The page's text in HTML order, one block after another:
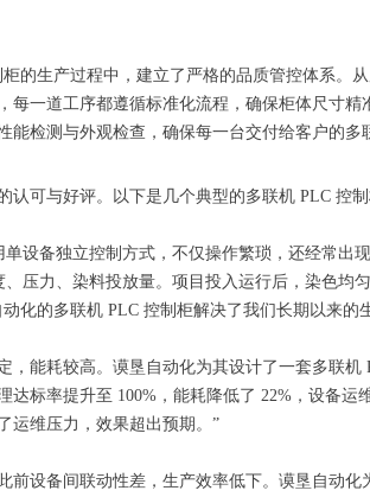
的生产过程中，建立了严格的品质管控体系
一道工序都遵循标准化流程，确保柜体尺寸
检测与外观检查，确保每一台交付给客户的多
可与好评。以下是几个典型的多联机 PLC 控制
设备独立控制方式，不仅操作繁琐，还经常
压力、染料投放量。项目投入运行后，染色
化的多联机 PLC 控制柜解决了我们长期以来
，能耗较高。谟垦自动化为其设计了一套多联
标率提升至 100%，能耗降低了 22%，设备
运维压力，效果超出预期。”
前设备间联动性差，生产效率低下。谟垦自动